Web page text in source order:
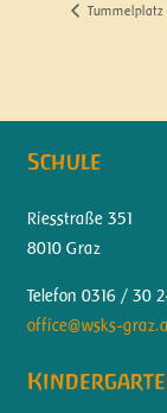
Tummelplatz
Schule
Riesstraße 351
8010 Graz
Telefon 0316 / 30
office@wsks-